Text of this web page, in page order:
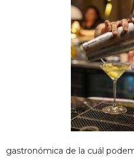
gastronómica de la cuál